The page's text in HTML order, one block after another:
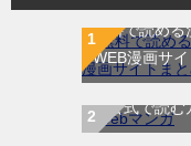
無料で読める
WEB漫画サ
WEB漫画サ
を公式で読む
龍と苺｜最新
式マンガアプ